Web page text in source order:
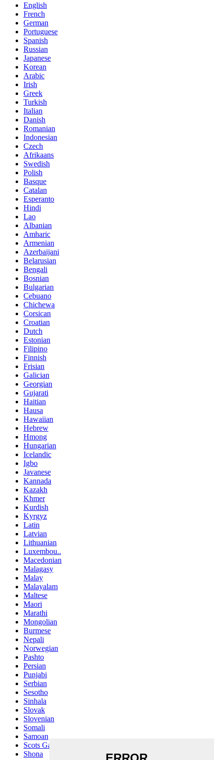
English
French
German
Portuguese
Spanish
Russian
Japanese
Korean
Arabic
Irish
Greek
Turkish
Italian
Danish
Romanian
Indonesian
Czech
Afrikaans
Swedish
Polish
Basque
Catalan
Esperanto
Hindi
Lao
Albanian
Amharic
Armenian
Azerbaijani
Belarusian
Bengali
Bosnian
Bulgarian
Cebuano
Chichewa
Corsican
Croatian
Dutch
Estonian
Filipino
Finnish
Frisian
Galician
Georgian
Gujarati
Haitian
Hausa
Hawaiian
Hebrew
Hmong
Hungarian
Icelandic
Igbo
Javanese
Kannada
Kazakh
Khmer
Kurdish
Kyrgyz
Latin
Latvian
Lithuanian
Luxembou..
Macedonian
Malagasy
Malay
Malayalam
Maltese
Maori
Marathi
Mongolian
Burmese
Nepali
Norwegian
Pashto
Persian
Punjabi
Serbian
Sesotho
Sinhala
Slovak
Slovenian
Somali
Samoan
Scots Gaelic
Shona